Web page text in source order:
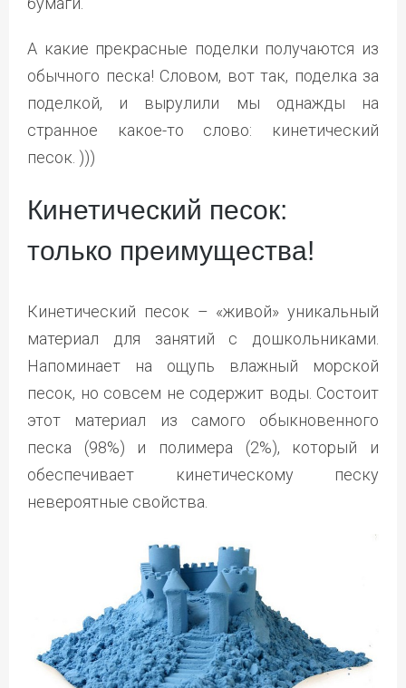
А какие прекрасные поделки получаются из
обычного песка! Словом, вот так, поделка за
поделкой, и вырулили мы однажды на
странное какое-то слово: кинетический
песок. )))
Кинетический песок:
только преимущества!
Кинетический песок – «живой» уникальный
материал для занятий с дошкольниками.
Напоминает на ощупь влажный морской
песок, но совсем не содержит воды. Состоит
этот материал из самого обыкновенного
песка (98%) и полимера (2%), который и
обеспечивает кинетическому песку
невероятные свойства.